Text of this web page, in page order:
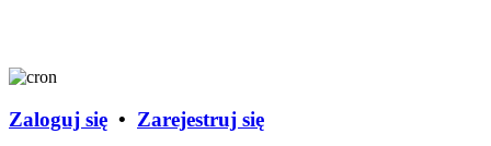
Zaloguj się • Zarejestruj się